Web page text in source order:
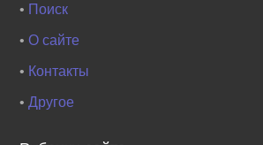
• Поиск
•О сайте
• Контакты
•Другое